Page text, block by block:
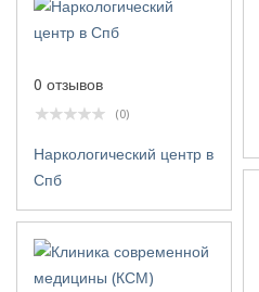
0 отзывов
(0)
Наркологический центр в
Спб